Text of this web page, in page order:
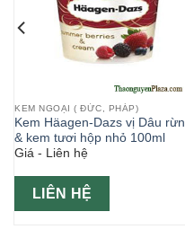
KEM NGOẠI ( ĐỨC, PHÁP)
Kem Häagen-Dazs vị Dâu
& kem tươi hộp nhỏ 100ml
Giá - Liên hệ
LIÊN HỆ